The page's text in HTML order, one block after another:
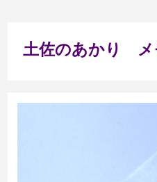
土佐のあかり メ